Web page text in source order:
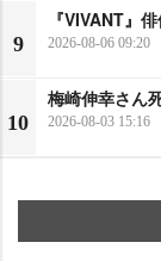
9
『VIVANT』
2026-08-06 09:20
10
梅崎伸幸さん
2026-08-03 15:16